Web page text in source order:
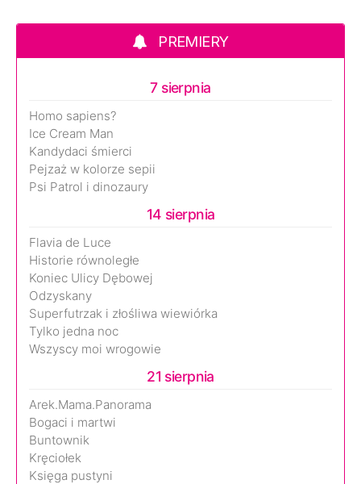
PREMIERY
7 sierpnia
Homo sapiens?
Ice Cream Man
Kandydaci śmierci
Pejzaż w kolorze sepii
Psi Patrol i dinozaury
14 sierpnia
Flavia de Luce
Historie równoległe
Koniec Ulicy Dębowej
Odzyskany
Superfutrzak i złośliwa wiewiórka
Tylko jedna noc
Wszyscy moi wrogowie
21 sierpnia
Arek.Mama.Panorama
Bogaci i martwi
Buntownik
Kręciołek
Księga pustyni